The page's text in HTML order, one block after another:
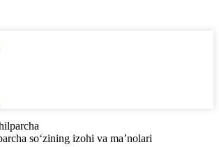
so‘zining izohi va ma’nolari